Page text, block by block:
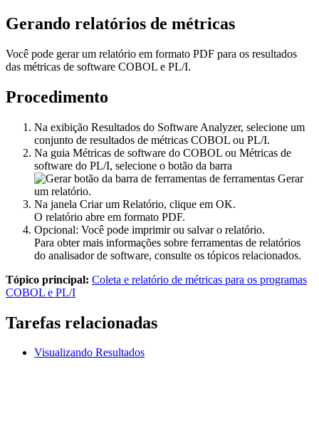
Gerando relatórios de métricas
Você pode gerar um relatório em formato PDF para os resultados
das métricas de software COBOL e PL/I.
Procedimento
Na exibição Resultados do Software Analyzer, selecione um
conjunto de resultados de métricas COBOL ou PL/I.
Na guia Métricas de software do COBOL ou Métricas de
software do PL/I, selecione o botão da barra
de ferramentas Gerar
um relatório.
Na janela Criar um Relatório, clique em OK.
O relatório abre em formato PDF.
Opcional: Você pode imprimir ou salvar o relatório.
Para obter mais informações sobre ferramentas de relatórios
do analisador de software, consulte os tópicos relacionados.
Tópico principal: Coleta e relatório de métricas para os programas
COBOL e PL/I
Tarefas relacionadas
Visualizando Resultados